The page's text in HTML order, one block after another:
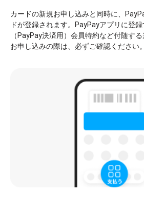
カードの新規お申し込みと同時に、
ドが登録されます。PayPayアプリに登
（PayPay決済用）会員特約など付随す
お申し込みの際は、必ずご確認ください。